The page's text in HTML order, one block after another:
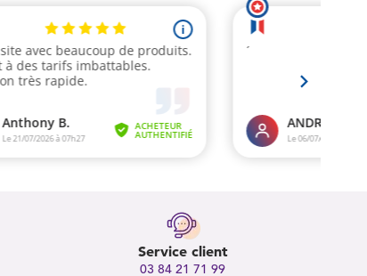
Service client
03 84 21 71 99